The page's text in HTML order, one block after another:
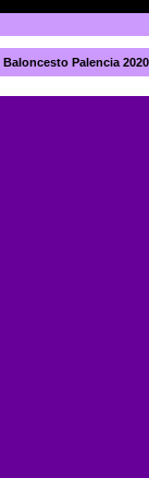
Baloncesto Palencia